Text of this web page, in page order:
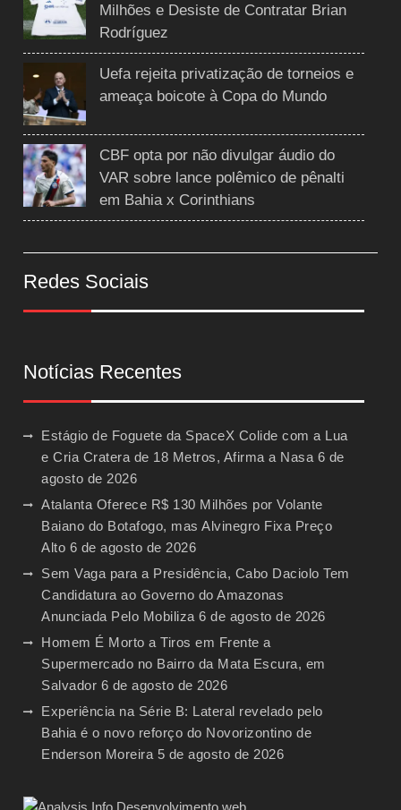
Milhões e Desiste de Contratar Brian
Rodríguez
Uefa rejeita privatização de torneios e
ameaça boicote à Copa do Mundo
CBF opta por não divulgar áudio do
VAR sobre lance polêmico de pênalti
em Bahia x Corinthians
Redes Sociais
Notícias Recentes
Estágio de Foguete da SpaceX Colide com a Lua
e Cria Cratera de 18 Metros, Afirma a Nasa 6 de
agosto de 2026
Atalanta Oferece R$ 130 Milhões por Volante
Baiano do Botafogo, mas Alvinegro Fixa Preço
Alto 6 de agosto de 2026
Sem Vaga para a Presidência, Cabo Daciolo Tem
Candidatura ao Governo do Amazonas
Anunciada Pelo Mobiliza 6 de agosto de 2026
Homem É Morto a Tiros em Frente a
Supermercado no Bairro da Mata Escura, em
Salvador 6 de agosto de 2026
Experiência na Série B: Lateral revelado pelo
Bahia é o novo reforço do Novorizontino de
Enderson Moreira 5 de agosto de 2026